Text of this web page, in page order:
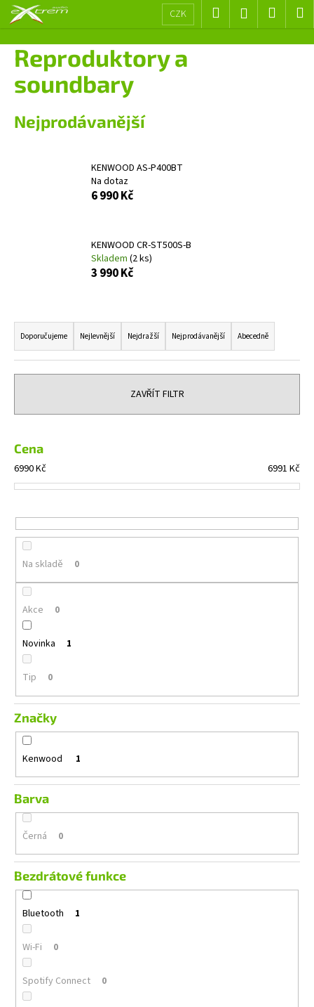
Přejít
CZK Hledat Přihlášení
košík
Reproduktory a
soundbary
Nejprodávanější
KENWOOD AS-P400BT
Na dotaz
6 990 Kč
KENWOOD CR-ST500S-B
Skladem (2 ks)
3 990 Kč
Ř
a
z
e
í
r
o
d
k
t
Doporučujeme Nejlevnější Nejdražší Nejprodávanější Abecedně
ZAVŘÍT FILTR
Cena
6990Kč 6991 Kč
Na skladě 0
Akce 0
Novinka 1
Tip 0
Značky
Kenwood 1
Barva
Černá 0
Bezdrátové funkce
Bluetooth 1
Wi-Fi 0
Spotify Connect 0
š
C
o
p
o
a
j
í
D
o
m
e
EVOTEC
ROLLER
30
MM
LONG
999
Kč